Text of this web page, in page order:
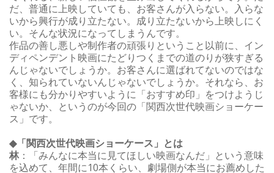
だ、普通に上映していても、お客さんが入らない。入らな
いから興行が成り立たない。成り立たないから上映しにく
い。そんな状況になってしまうんです。
作品の善し悪しや制作者の頑張りということ以前に、イン
ディペンデント映画にたどりつくまでの道のりが狭すぎる
んじゃないでしょうか。お客さんに選ばれてないのではな
く、知られていないんじゃないでしょうか。それなら、お
客様にも分かりやすいように「おすすめ印」をつけようじ
ゃないか、というのが今回の「関西次世代映画ショーケー
ス」です。
◆「関西次世代映画ショーケース」とは
林：「みんなに本当に見てほしい映画なんだ」という意味
を込めて、年間に10本くらい、劇場側が本当にお薦めした